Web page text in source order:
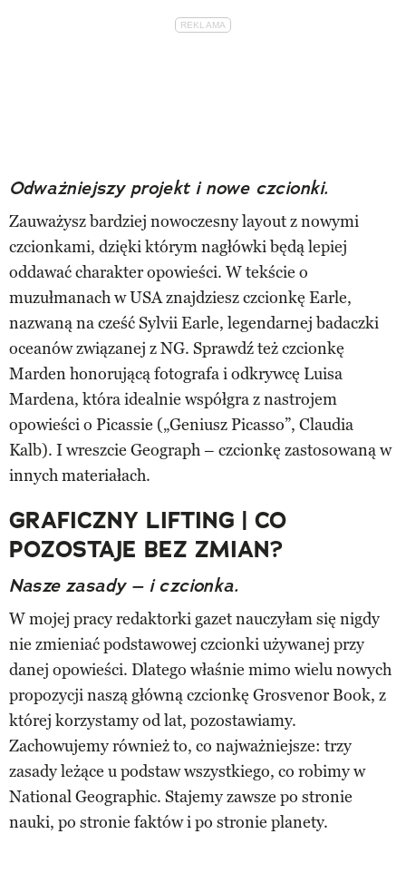
Odważniejszy projekt i nowe czcionki.
Zauważysz bardziej nowoczesny layout z nowymi
czcionkami, dzięki którym nagłówki będą lepiej
oddawać charakter opowieści. W tekście o
muzułmanach w USA znajdziesz czcionkę Earle,
nazwaną na cześć Sylvii Earle, legendarnej badaczki
oceanów związanej z NG. Sprawdź też czcionkę
Marden honorującą fotografa i odkrywcę Luisa
Mardena, która idealnie współgra z nastrojem
opowieści o Picassie („Geniusz Picasso”, Claudia
Kalb). I wreszcie Geograph – czcionkę zastosowaną w
innych materiałach.
GRAFICZNY LIFTING | CO
POZOSTAJE BEZ ZMIAN?
Nasze zasady – i czcionka.
W mojej pracy redaktorki gazet nauczyłam się nigdy
nie zmieniać podstawowej czcionki używanej przy
danej opowieści. Dlatego właśnie mimo wielu nowych
propozycji naszą główną czcionkę Grosvenor Book, z
której korzystamy od lat, pozostawiamy.
Zachowujemy również to, co najważniejsze: trzy
zasady leżące u podstaw wszystkiego, co robimy w
National Geographic. Stajemy zawsze po stronie
nauki, po stronie faktów i po stronie planety.